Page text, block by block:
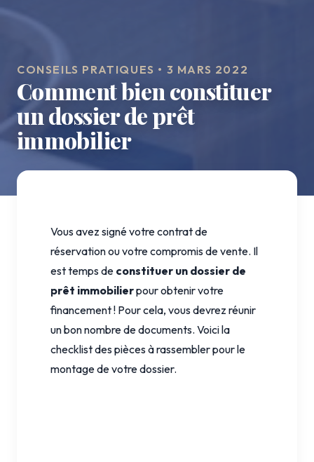
CONSEILS PRATIQUES • 3 MARS 2022
Comment bien constituer
un dossier de prêt
immobilier
Vous avez signé votre contrat de
réservation ou votre compromis de vente. Il
est temps de constituer un dossier de
prêt immobilierpour obtenir votre
financement ! Pour cela, vous devrez réunir
un bon nombre de documents. Voici la
checklist des pièces à rassembler pour le
montage de votre dossier.